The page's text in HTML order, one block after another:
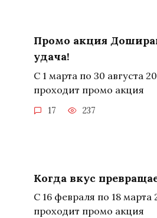
Промо акция
удача!
С 1 марта по 30 августа
проходит промо акция
17 237
Когда вкус
С 16 февраля по 18 марта
проходит промо акция